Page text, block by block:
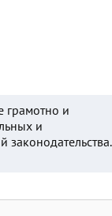
грамотно и
и